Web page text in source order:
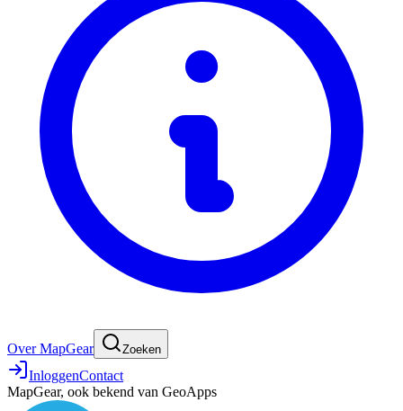
Over MapGear Zoeken
InloggenContact
MapGear, ook bekend van GeoApps